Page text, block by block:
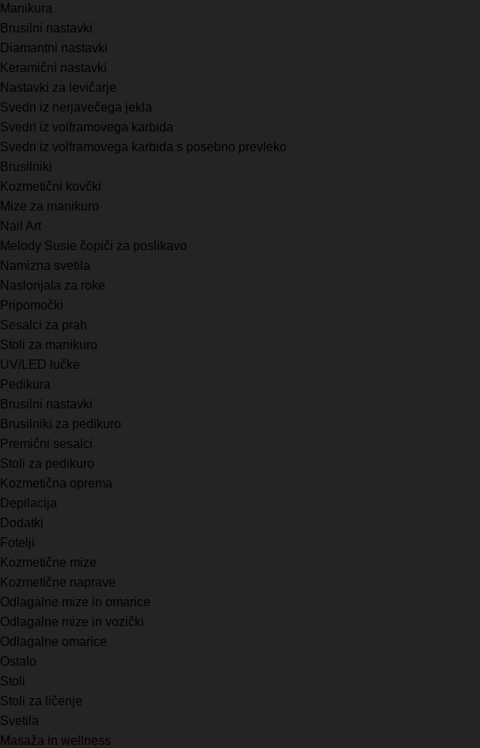
Manikura
Brusilni nastavki
Diamantni nastavki
Keramični nastavki
Nastavki za levičarje
Svedri iz nerjavečega jekla
Svedri iz volframovega karbida
Svedri iz volframovega karbida s posebno prevleko
Brusilniki
Kozmetični kovčki
Mize za manikuro
Nail Art
Melody Susie čopiči za poslikavo
Namizna svetila
Naslonjala za roke
Pripomočki
Sesalci za prah
Stoli za manikuro
UV/LED lučke
Pedikura
Brusilni nastavki
Brusilniki za pedikuro
Premični sesalci
Stoli za pedikuro
Kozmetična oprema
Depilacija
Dodatki
Fotelji
Kozmetične mize
Kozmetične naprave
Odlagalne mize in omarice
Odlagalne mize in vozički
Odlagalne omarice
Ostalo
Stoli
Stoli za ličenje
Svetila
Masaža in wellness